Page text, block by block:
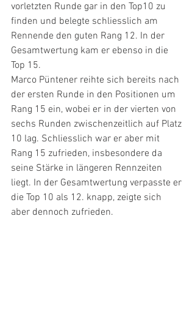
vorletzten Runde gar in den Top10 zu
finden und belegte schliesslich am
Rennende den guten Rang 12. In der
Gesamtwertung kam er ebenso in die
Top 15.
Marco Püntener reihte sich bereits nach
der ersten Runde in den Positionen um
Rang 15 ein, wobei er in der vierten von
sechs Runden zwischenzeitlich auf Platz
10 lag. Schliesslich war er aber mit
Rang 15 zufrieden, insbesondere da
seine Stärke in längeren Rennzeiten
liegt. In der Gesamtwertung verpasste er
die Top 10 als 12. knapp, zeigte sich
aber dennoch zufrieden.